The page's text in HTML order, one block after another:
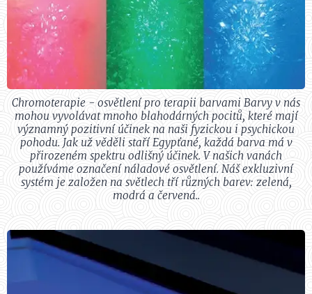
Chromoterapie - osvětlení pro terapii barvami Barvy v nás
mohou vyvolávat mnoho blahodárných pocitů, které mají
významný pozitivní účinek na naši fyzickou i psychickou
pohodu. Jak už věděli staří Egypťané, každá barva má v
přirozeném spektru odlišný účinek. V našich vanách
používáme označení náladové osvětlení. Náš exkluzivní
systém je založen na světlech tří různých barev: zelená,
modrá a červená..